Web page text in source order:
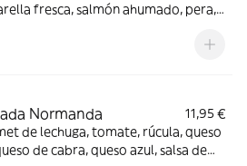
fresca, salmón ahumado, pera,
Normanda
11,95 €
de lechuga, tomate, rúcula, queso
de cabra, queso azul, salsa de